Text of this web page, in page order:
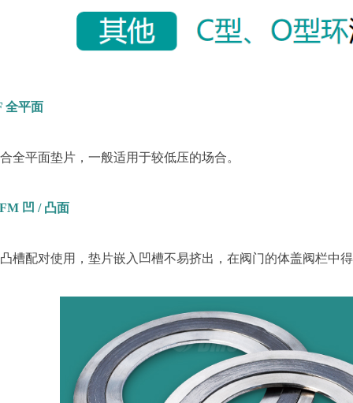
全平面
全平面垫片，一般适用于较低压的场合。
凹 / 凸面
槽配对使用，垫片嵌入凹槽不易挤出，在阀门的体盖阀栏中